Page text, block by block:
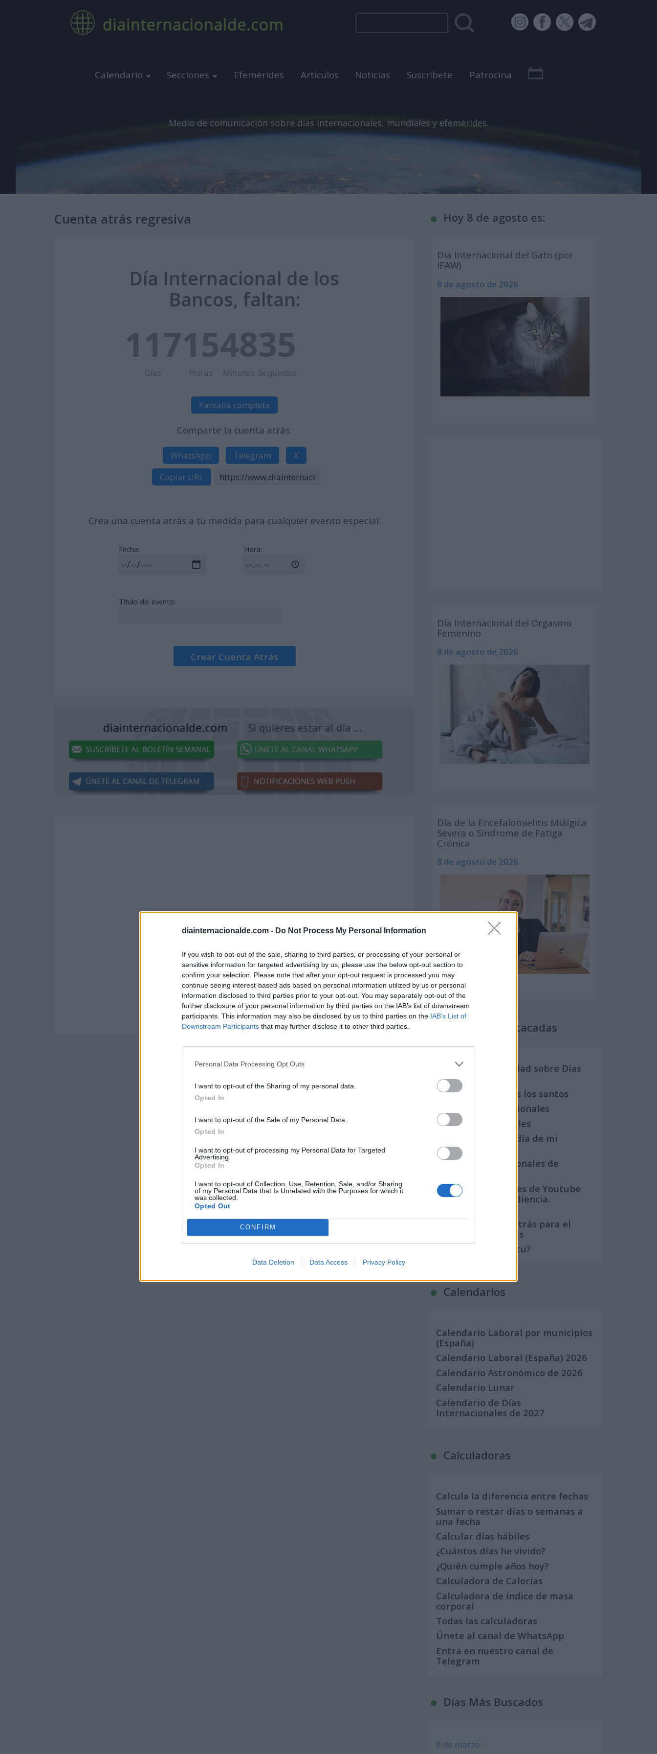
diainternacionalde.com - Do Not Process My Personal Information
If you wish to opt-out of the sale, sharing to third parties, or processing of your personal or
sensitive information for targeted advertising by us, please use the below opt-out section to
confirm your selection. Please note that after your opt-out request is processed you may
continue seeing interest-based ads based on personal information utilized by us or personal
information disclosed to third parties prior to your opt-out. You may separately opt-out of the
further disclosure of your personal information by third parties on the IAB’s list of downstream
participants. This information may also be disclosed by us to third parties on the IAB’s List of
Downstream Participants that may further disclose it to other third parties.
Personal Data Processing Opt Outs
I want to opt-out of the Sharing of my personal data.
Opted In
I want to opt-out of the Sale of my Personal Data.
Opted In
I want to opt-out of processing my Personal Data for Targeted
Advertising.
Opted In
I want to opt-out of Collection, Use, Retention, Sale, and/or Sharing
of my Personal Data that Is Unrelated with the Purposes for which it
was collected.
Opted Out
CONFIRM
Data Deletion Data Access Privacy Policy
Calendario Secciones Efemérides Artículos Noticias Suscríbete Patrocina
Medio de comunicación sobre días internacionales, mundiales y efemérides.
Cuenta atrás regresiva
Día Internacional de los
Bancos, faltan:
117
Días
15
Horas
48
Minutos
34
Segundos
Pantalla completa
Comparte la cuenta atrás:
WhatsApp Telegram
X
Copiar URL
Crea una cuenta atrás a tu medida para cualquier evento especial:
Fecha: Hora:
Título del evento:
Crear Cuenta Atrás
Hoy 8 de agosto es:
Dia Internacional del Gato (por
IFAW)
8 de agosto de 2026
Día Internacional del Orgasmo
Femenino
8 de agosto de 2026
Día de la Encefalomielitis Miálgica
Severa o Síndrome de Fatiga
Crónica
8 de agosto de 2026
Secciones destacadas
Noticias y actualidad sobre Días
Internacionales
Onomástica. Todos los santos
Semanas Internacionales
Años Internacionales
Qué se celebra el día de mi
cumpleaños
Eventos internacionales de
Los mejores canales de Youtube
según nuestra audiencia.
Crea una cuenta atrás para el
evento que quieras
¿Qué día crearías tu?
Calendarios
Calendario Laboral por municipios
(España)
Calendario Laboral (España) 2026
Calendario Astronómico de 2026
Calendario Lunar
Calendario de Días
Internacionales de 2027
Calculadoras
Calcula la diferencia entre fechas
Sumar o restar días o semanas a
una fecha
Calcular días hábiles
¿Cuántos días he vivido?
¿Quién cumple años hoy?
Calculadora de Calorías
Calculadora de índice de masa
corporal
Todas las calculadoras
Únete al canal de WhatsApp
Entra en nuestro canal de
Telegram
Días Más Buscados
8 de marzo -